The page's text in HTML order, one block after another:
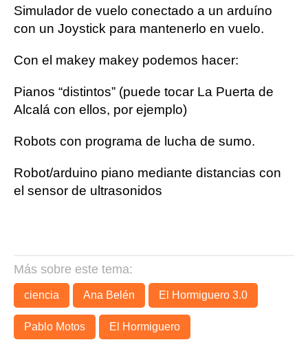
Simulador de vuelo conectado a un arduíno
con un Joystick para mantenerlo en vuelo.
Con el makey makey podemos hacer:
Pianos “distintos” (puede tocar La Puerta de
Alcalá con ellos, por ejemplo)
Robots con programa de lucha de sumo.
Robot/arduino piano mediante distancias con
el sensor de ultrasonidos
Más sobre este tema:
ciencia Ana Belén El Hormiguero 3.0
Pablo Motos El Hormiguero